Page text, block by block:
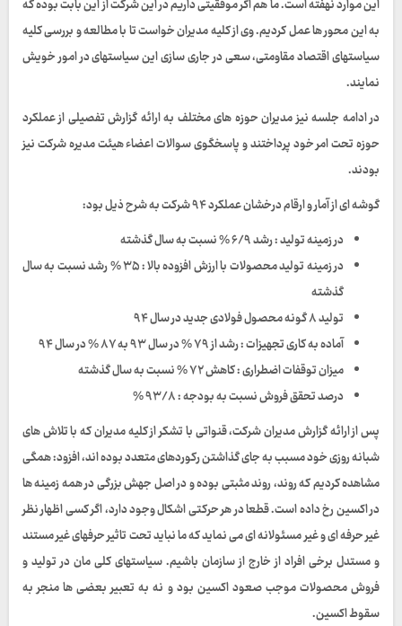
این موارد نهفته است. ما هم اگر موفقیتی داریم در این شرکت از این بابت بوده که
به این محور ها عمل کردیم. وی از کلیه مدیران خواست تا با مطالعه و بررسی کلیه
سیاستهای اقتصاد مقاومتی، سعی در جاری سازی این سیاستهای در امور خویش
نمایند.
در ادامه جلسه نیز مدیران حوزه های مختلف به ارائه گزارش تفصیلی از عملکرد
حوزه تحت امر خود پرداختند و پاسخگوی سوالات اعضاء هیئت مدیره شرکت نیز
بودند.
گوشه ای از آمار و ارقام درخشان عملکرد ۹۴ شرکت به شرح ذیل بود:
در زمینه تولید : رشد ۶/۹ % نسبت به سال گذشته
در زمینه تولید محصولات با ارزش افزوده بالا : ۳۵ % رشد نسبت به سال
گذشته
تولید ۸ گونه محصول فولادی جدید در سال ۹۴
آماده به کاری تجهیزات : رشد از ۷۹ % در سال ۹۳ به ۸۷ % در سال ۹۴
میزان توقفات اضطراری : کاهش ۷۲ % نسبت به سال گذشته
درصد تحقق فروش نسبت به بودجه : ۹۳/۸ %
پس از ارائه گزارش مدیران شرکت، قنواتی با تشکر از کلیه مدیران که با تلاش های
شبانه روزی خود مسبب به جای گذاشتن رکوردهای متعدد بوده اند، افزود: همگی
مشاهده کردیم که روند، روند مثبتی بوده و در اصل جهش بزرگی در همه زمینه ها
در اکسین رخ داده است. قطعا در هر حرکتی اشکال وجود دارد، اگر کسی اظهار نظر
غیر حرفه ای و غیر مسئولانه ای می نماید که ما نباید تحت تاثیر حرفهای غیر مستند
و مستدل برخی افراد از خارج از سازمان باشیم. سیاستهای کلی مان در تولید و
فروش محصولات موجب صعود اکسین بود و نه به تعبیر بعضی ها منجر به
سقوط اکسین.